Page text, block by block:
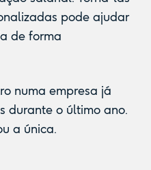
pode ajudar
de forma
numa empresa já
durante o último ano.
a única.